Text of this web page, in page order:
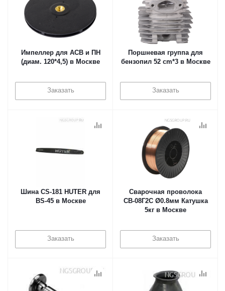
Импеллер для АСВ и ПН
(диам. 120*4,5) в Москве
Заказать
Поршневая группа для
бензопил 52 cm*3 в Москве
Заказать
Шина CS-181 HUTER для
BS-45 в Москве
Заказать
Сварочная проволока
СВ-08Г2С Ø0.8мм Катушка
5кг в Москве
Заказать